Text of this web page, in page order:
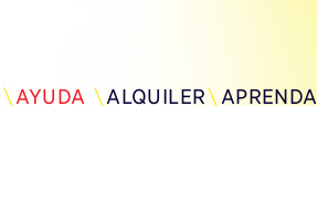
AYUDA ALQUILER APRENDA